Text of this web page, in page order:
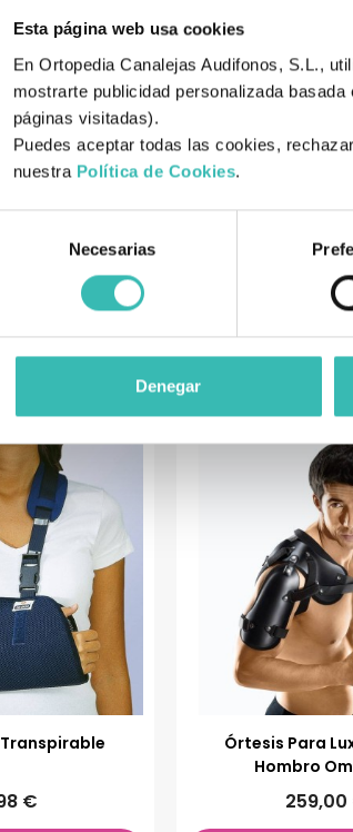
Esta página web usa cookies
En Ortopedia Canalejas Audifonos, S.L.,
mostrarte publicidad personalizada
páginas visitadas).
Puedes aceptar todas las cookies,
nuestra Política de Cookies.
Necesarias
Denegar
Cierres de velcro de alta calidad que
C-40
€
Órtesis Para
Hombro